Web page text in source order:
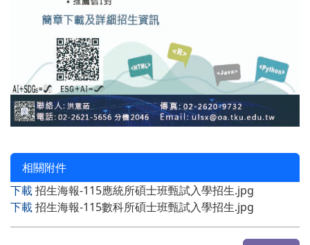
相關附件
下載招生海報-115應統所碩士班甄試入學招生.jpg
下載招生海報-115數科所碩士班甄試入學招生.jpg